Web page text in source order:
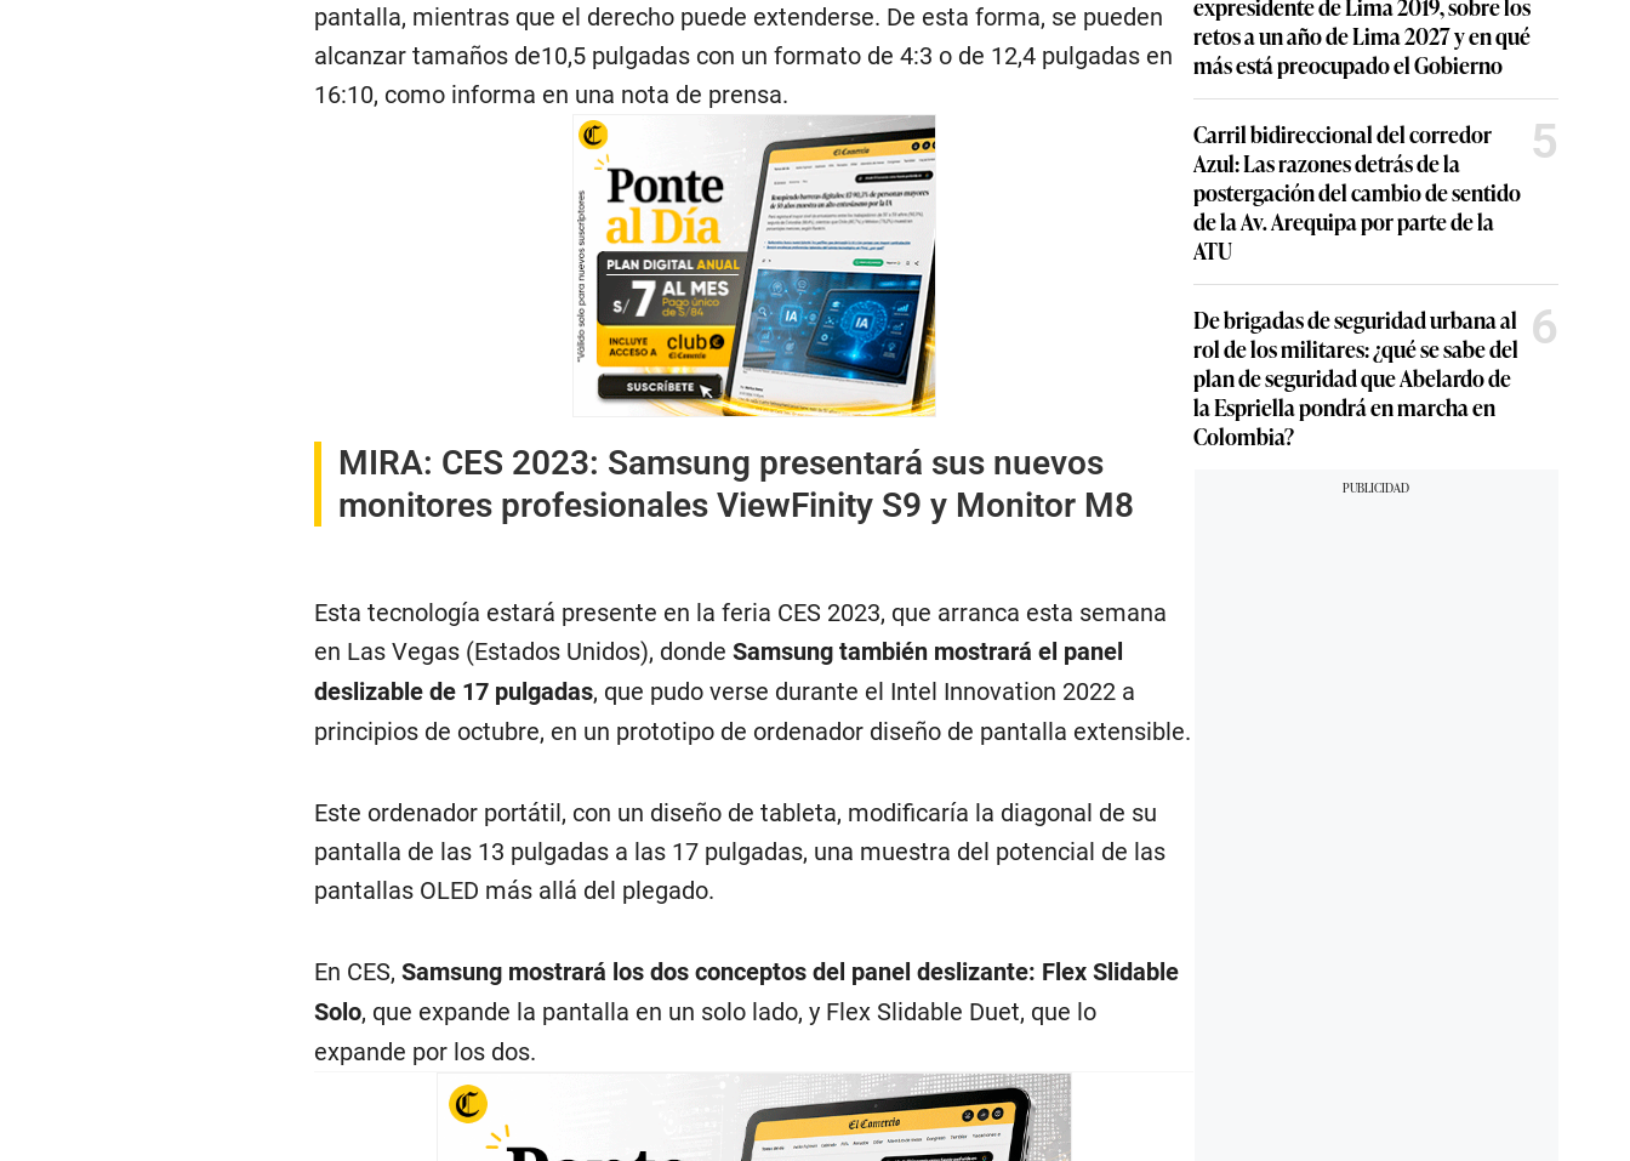
pantalla, mientras que el derecho puede extenderse. De esta forma, se pueden
alcanzar tamaños de10,5 pulgadas con un formato de 4:3 o de 12,4 pulgadas en
16:10, como informa en una nota de prensa.
MIRA: CES 2023: Samsung presentará sus nuevos
monitores profesionales ViewFinity S9 y Monitor M8
Esta tecnología estará presente en la feria CES 2023, que arranca esta semana
en Las Vegas (Estados Unidos), donde Samsung también mostrará el panel
deslizable de 17 pulgadas, que pudo verse durante el Intel Innovation 2022 a
principios de octubre, en un prototipo de ordenador diseño de pantalla extensible.
Este ordenador portátil, con un diseño de tableta, modificaría la diagonal de su
pantalla de las 13 pulgadas a las 17 pulgadas, una muestra del potencial de las
pantallas OLED más allá del plegado.
En CES, Samsung mostrará los dos conceptos del panel deslizante: Flex Slidable
Solo, que expande la pantalla en un solo lado, y Flex Slidable Duet, que lo
expande por los dos.
retos a un año de Lima 2027 y en qué
más está preocupado el Gobierno
Carril bidireccional del corredor
Azul: Las razones detrás de la
postergación del cambio de sentido
de la Av. Arequipa por parte de la
ATU
5
De brigadas de seguridad urbana al
rol de los militares: ¿qué se sabe del
plan de seguridad que Abelardo de
la Espriella pondrá en marcha en
Colombia?
6